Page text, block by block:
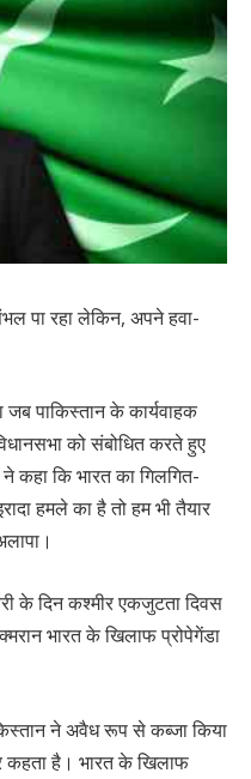
पा रहा लेकिन, अपने हवा-
पाकिस्तान के कार्यवाहक
को संबोधित करते हुए
कहा कि भारत का गिलगित-
हमले का है तो हम भी तैयार
के दिन कश्मीर एकजुटता दिवस
भारत के खिलाफ प्रोपेगेंडा
ने अवैध रूप से कब्जा किया
कहता है। भारत के खिलाफ